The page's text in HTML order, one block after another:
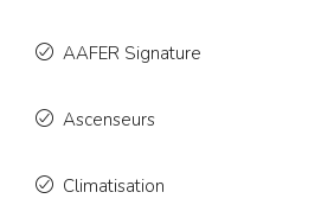
AAFER Signature
Ascenseurs
Climatisation